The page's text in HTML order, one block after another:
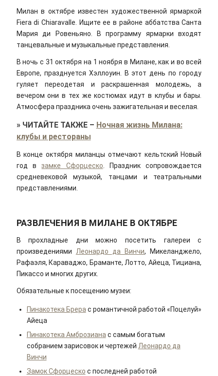
Милан в октябре известен художественной ярмаркой
Fiera di Chiaravalle. Ищите ее в районе аббатства Санта
Мария ди Ровеньяно. В программу ярмарки входят
танцевальные и музыкальные представления.
В ночь с 31 октября на 1 ноября в Милане, как и во всей
Европе, празднуется Хэллоуин. В этот день по городу
гуляет переодетая и раскрашенная молодежь, а
вечером они в тех же костюмах идут в клубы и бары.
Атмосфера праздника очень зажигательная и веселая.
» ЧИТАЙТЕ ТАКЖЕ– Ночная жизнь Милана:
клубы и рестораны
В конце октября миланцы отмечают кельтский Новый
год взамке Сфорцеско. Праздник сопровождается
средневековой музыкой, танцами и театральными
представлениями.
РАЗВЛЕЧЕНИЯ В МИЛАНЕ В ОКТЯБРЕ
В прохладные дни можно посетить галереи с
произведениями Леонардо да Винчи, Микеланджело,
Рафаэля, Караваджо, Браманте, Лотто, Айеца, Тициана,
Пикассо и многих других.
Обязательные к посещению музеи:
Пинакотека Брера с романтичной работой «Поцелуй»
Айеца
Пинакотека Амброзиана с самым богатым
собранием зарисовок и чертежей Леонардо да
Винчи
Замок Сфорцеско с последней работой